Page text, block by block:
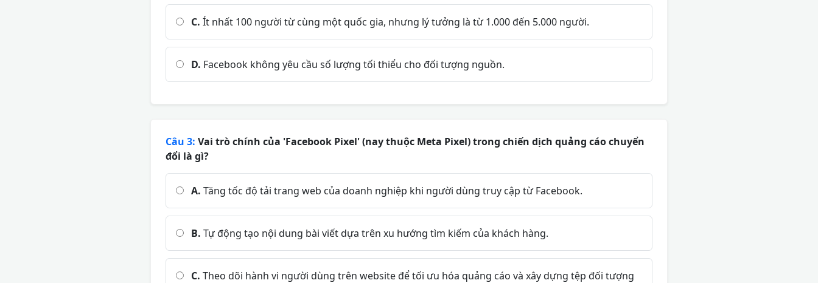
C. Ít nhất 100 người từ cùng một quốc gia, nhưng lý tưởng là từ 1.000 đến 5.000 người.
D. Facebook không yêu cầu số lượng tối thiểu cho đối tượng nguồn.
Câu 3: Vai trò chính của 'Facebook Pixel' (nay thuộc Meta Pixel) trong chiến dịch quảng cáo chuyển
đổi là gì?
A. Tăng tốc độ tải trang web của doanh nghiệp khi người dùng truy cập từ Facebook.
B. Tự động tạo nội dung bài viết dựa trên xu hướng tìm kiếm của khách hàng.
C. Theo dõi hành vi người dùng trên website để tối ưu hóa quảng cáo và xây dựng tệp đối tượng